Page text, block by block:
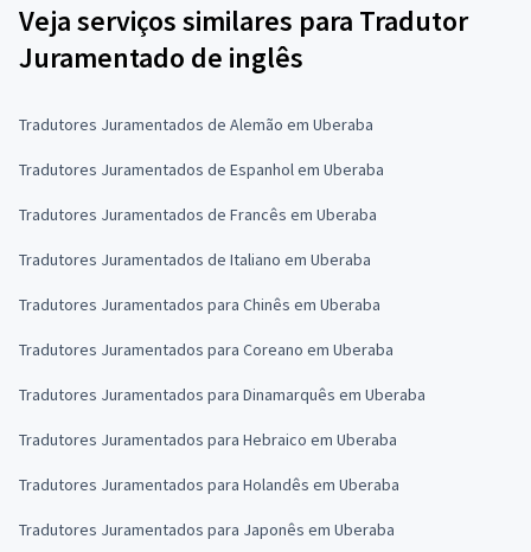
Veja serviços similares para Tradutor
Juramentado de inglês
Tradutores Juramentados de Alemão em Uberaba
Tradutores Juramentados de Espanhol em Uberaba
Tradutores Juramentados de Francês em Uberaba
Tradutores Juramentados de Italiano em Uberaba
Tradutores Juramentados para Chinês em Uberaba
Tradutores Juramentados para Coreano em Uberaba
Tradutores Juramentados para Dinamarquês em Uberaba
Tradutores Juramentados para Hebraico em Uberaba
Tradutores Juramentados para Holandês em Uberaba
Tradutores Juramentados para Japonês em Uberaba